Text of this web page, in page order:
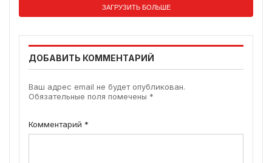
ЗАГРУЗИТЬ БОЛЬШЕ
ДОБАВИТЬ КОММЕНТАРИЙ
Ваш адрес email не будет опубликован.
Обязательные поля помечены *
Комментарий *